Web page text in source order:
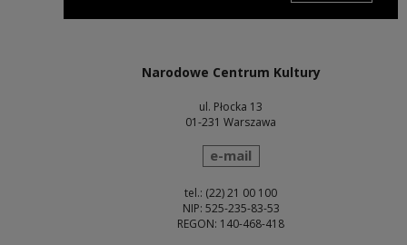
Narodowe Centrum Kultury
ul. Płocka 13
01-231 Warszawa
wyślij wiadomość
e-mail
tel.: (22) 21 00 100
NIP: 525-235-83-53
REGON: 140-468-418